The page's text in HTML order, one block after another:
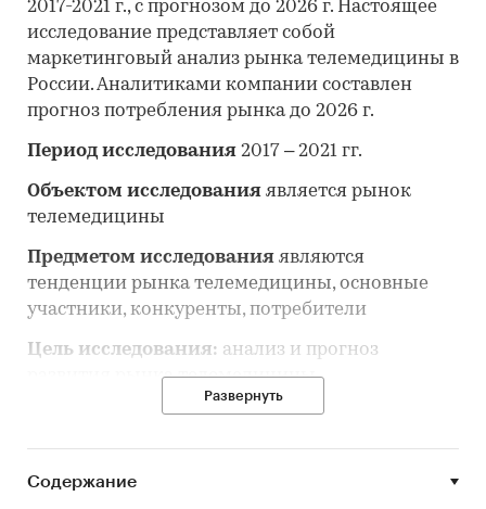
2017-2021 г., с прогнозом до 2026 г. Настоящее
исследование представляет собой
маркетинговый анализ рынка телемедицины в
России. Аналитиками компании составлен
прогноз потребления рынка до 2026 г.
Период исследования 2017 – 2021 гг.
Объектом исследования является рынок
телемедицины
Предметом исследования являются
тенденции рынка телемедицины, основные
участники, конкуренты, потребители
Цель исследования: анализ и прогноз
развития рынка телемедицины
Задачи исследования:
Оценка объема и потенциальной емкости
Развернуть
Содержание